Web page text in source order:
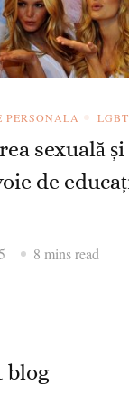
PERSONALA
sexuală și
de
8 mins read
blog